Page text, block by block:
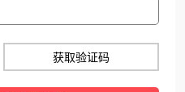
获取验证码